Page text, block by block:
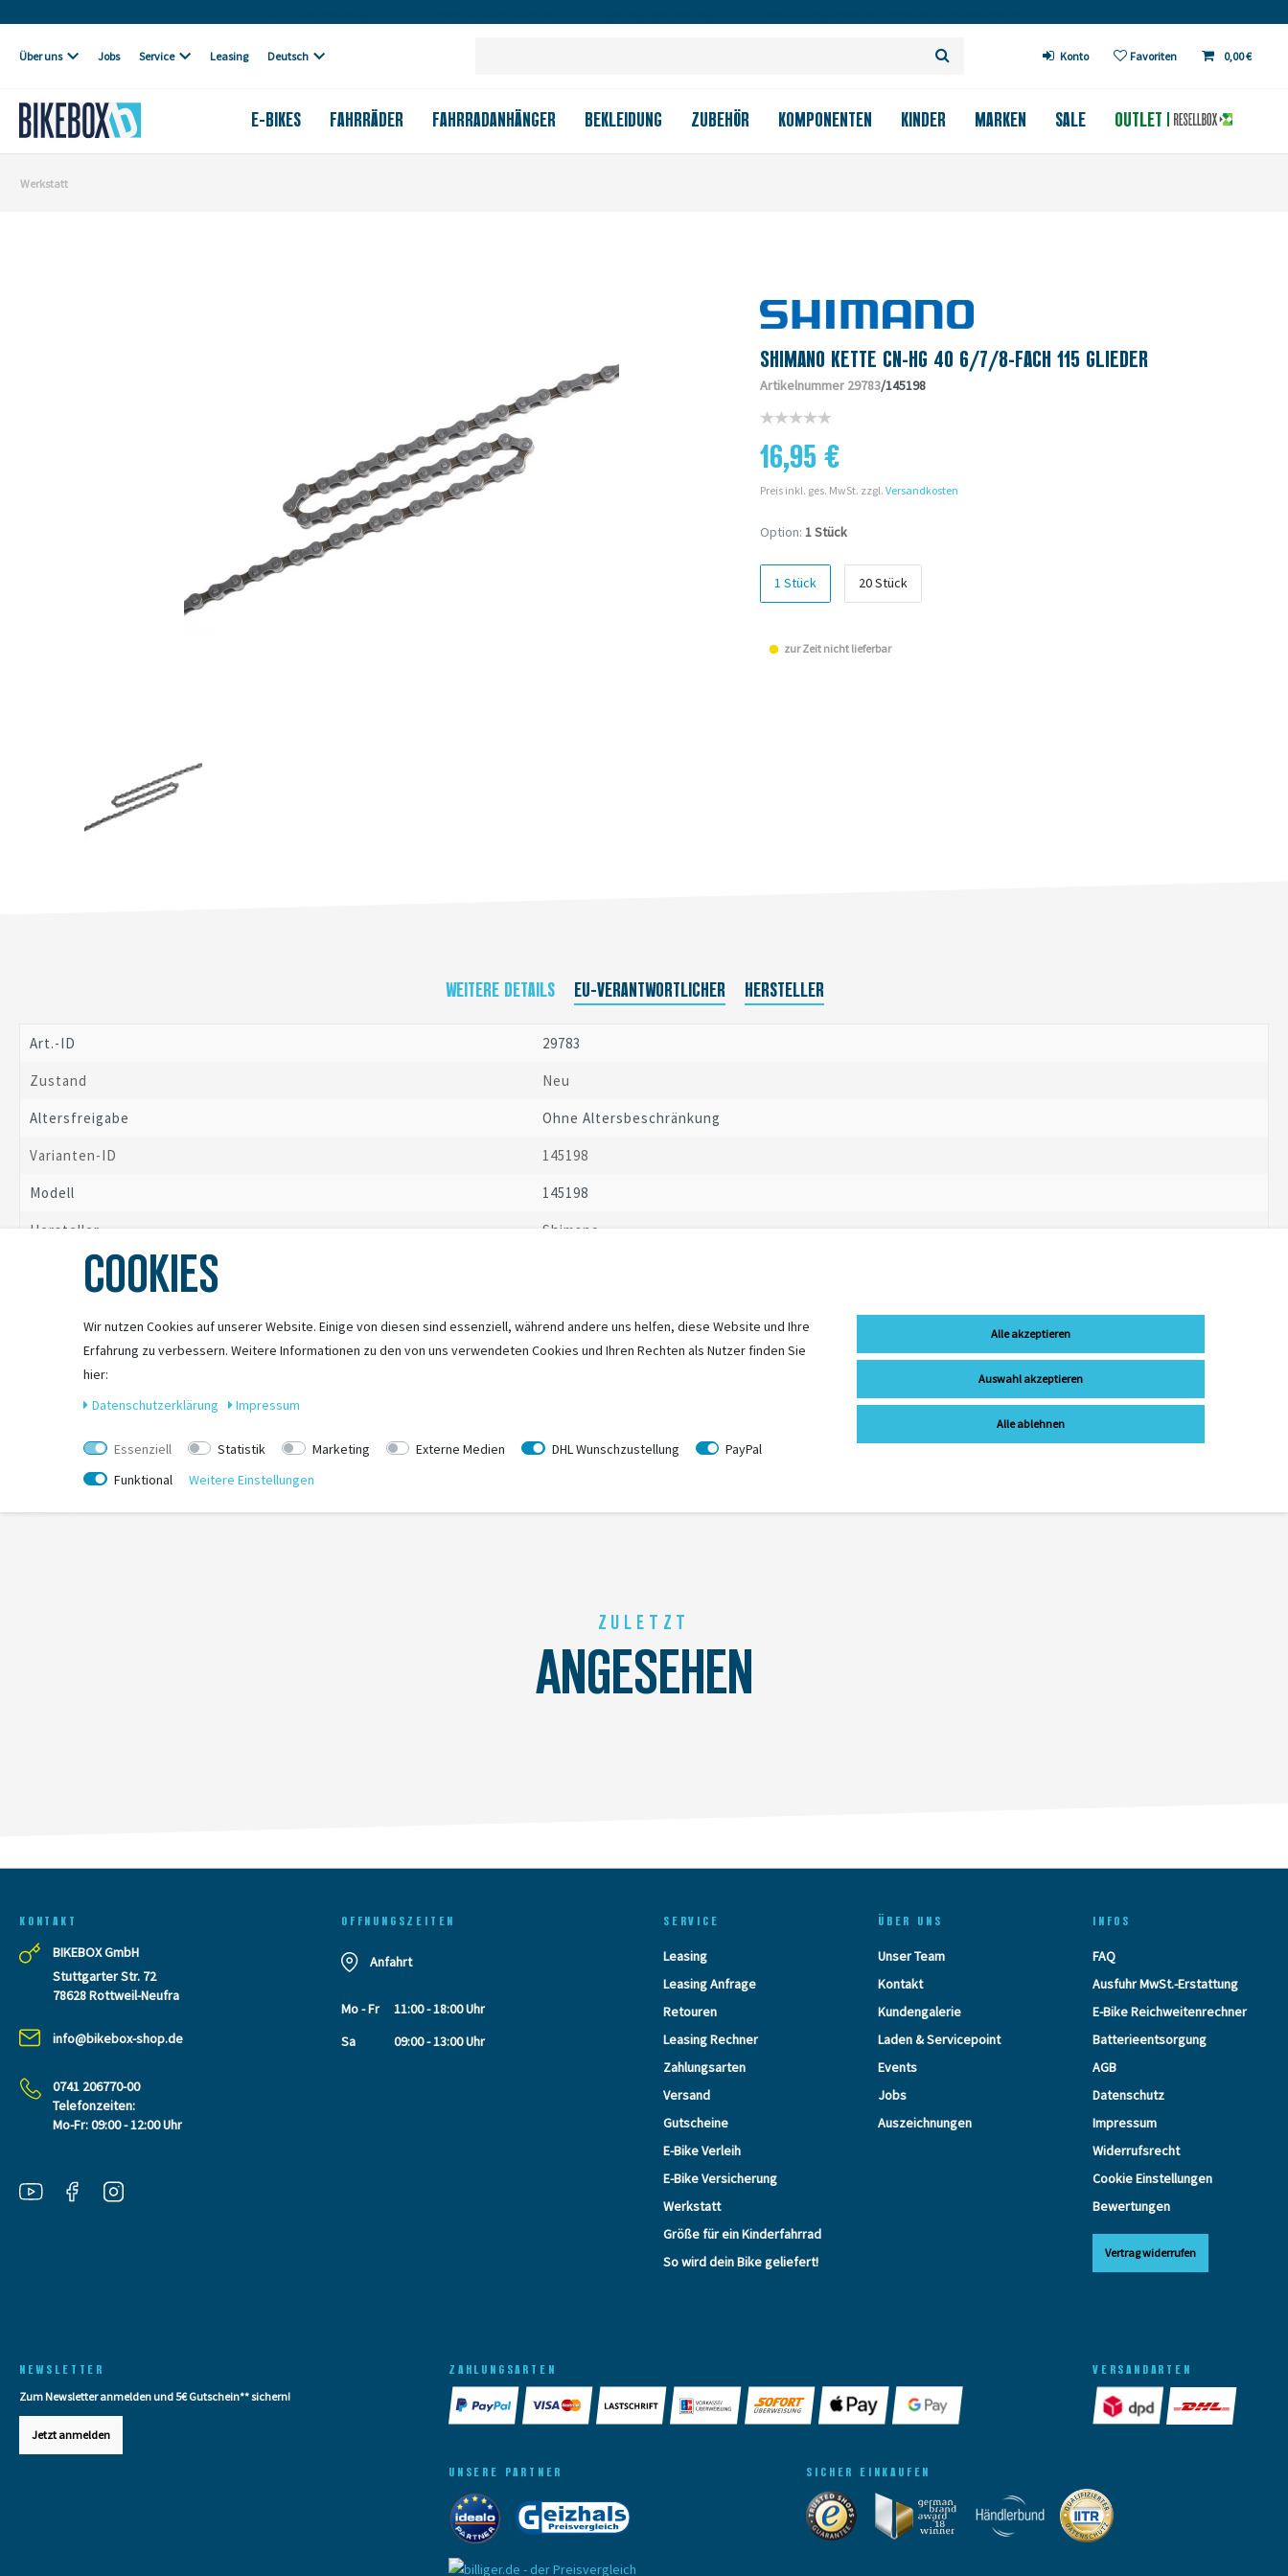
Über uns Jobs Service Leasing Deutsch Konto Favoriten 0,00 €
E-BIKES FAHRRÄDER BEKLEIDUNG ZUBEHÖR KOMPONENTEN KINDER
FAHRRADANHÄNGER MARKEN SALE OUTLET
Werkstatt
SHIMANO KETTE CN-HG 40 6/7/8-FACH 115 GLIEDER
Artikelnummer 29783/145198
16,95 €
Preis inkl. ges. MwSt. zzgl. Versandkosten
Option: 1 Stück
1 Stück 20 Stück
zur Zeit nicht lieferbar
WEITERE DETAILS EU-VERANTWORTLICHER HERSTELLER
Art.-ID 29783
Zustand Neu
Altersfreigabe Ohne Altersbeschränkung
Varianten-ID 145198
Modell 145198
Hersteller Shimano
Herstellungsland
Gewicht 0 g
ZULETZT
ANGESEHEN
KONTAKT
BIKEBOX GmbH
Stuttgarter Str. 72
78628 Rottweil-Neufra
info@bikebox-shop.de
0741 206770-00
Telefonzeiten:
Mo-Fr: 09:00 - 12:00 Uhr
OFFNUNGSZEITEN
Anfahrt
Mo - Fr
11:00 - 18:00 Uhr
Sa
09:00 - 13:00 Uhr
SERVICE
Leasing
Leasing Anfrage
Retouren
Leasing Rechner
Zahlungsarten
Versand
Gutscheine
E-Bike Verleih
E-Bike Versicherung
Werkstatt
Größe für ein Kinderfahrrad
So wird dein Bike geliefert!
ÜBER UNS
Unser Team
Kontakt
Kundengalerie
Laden & Servicepoint
Events
Jobs
Auszeichnungen
INFOS
FAQ
Ausfuhr MwSt.-Erstattung
E-Bike Reichweitenrechner
Batterieentsorgung
AGB
Datenschutz
Impressum
Widerrufsrecht
Cookie Einstellungen
Bewertungen
Vertrag widerrufen
NEWSLETTER
Zum Newsletter anmelden und 5€ Gutschein** sichern!
Jetzt anmelden
ZAHLUNGSARTEN VERSANDARTEN
UNSERE PARTNER SICHER EINKAUFEN
COOKIES
Wir nutzen Cookies auf unserer Website. Einige von diesen sind essenziell, während andere uns helfen, diese Website und Ihre
Erfahrung zu verbessern. Weitere Informationen zu den von uns verwendeten Cookies und Ihren Rechten als Nutzer finden Sie
hier:
Daten­schutz­erklärung
Impressum
Essenziell Statistik Marketing Externe Medien DHL Wunschzustellung
PayPal
Funktional
Weitere Einstellungen
Alle akzeptieren
Auswahl akzeptieren
Alle ablehnen